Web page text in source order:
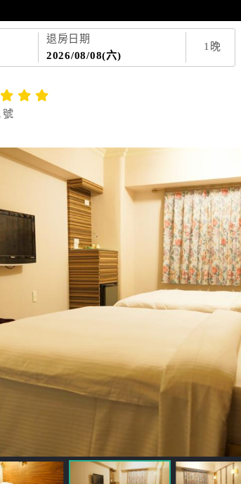
退房日期
2026/08/08(六)
1 晚
號